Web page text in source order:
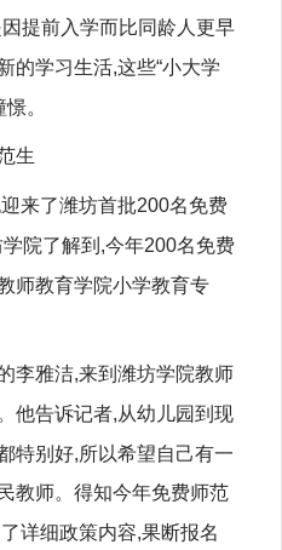
提前入学而比同龄人更早
的学习生活,这些“小大学
。
生
来了潍坊首批200名免费
院了解到,今年200名免费
师教育学院小学教育专
李雅洁,来到潍坊学院教师
他告诉记者,从幼儿园到现
特别好,所以希望自己有一
教师。得知今年免费师范
详细政策内容,果断报名